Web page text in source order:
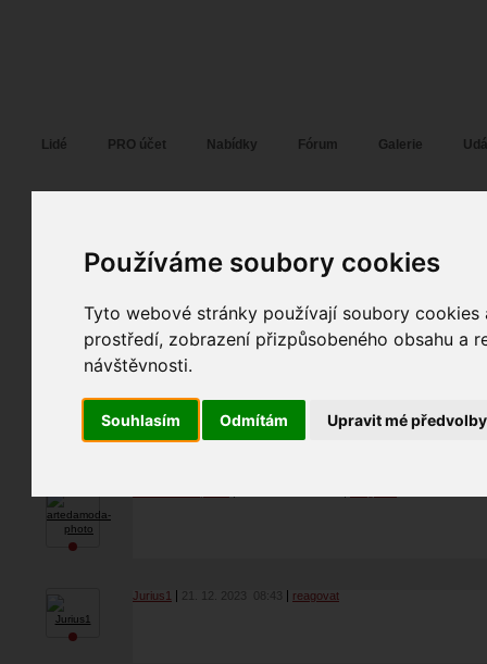
Používáme soubory cookies
Tyto webové stránky používají soubory
prostředí, zobrazení přizpůsobeného obsahu a
návštěvnosti.
Souhlasím Odmítám Upravit mé předvolby
Lidé PRO účet Nabídky Fórum Galerie
Lucka :-)
spolupráce
Jurius1 21. 12. 2023 08:43 reagovat